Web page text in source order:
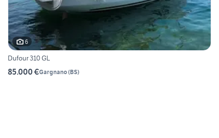
6
Dufour 310 GL
85.000 €Gargnano(BS)